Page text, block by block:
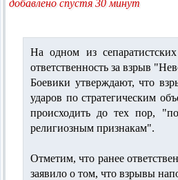
добавлено спустя 30 минут
На одном из
ответственность за взрыв
Боевики утверждают, что
ударов по стратегическим
происходить до тех пор,
религиозным признакам".
Отметим, что ранее
заявило о том, что взрывы